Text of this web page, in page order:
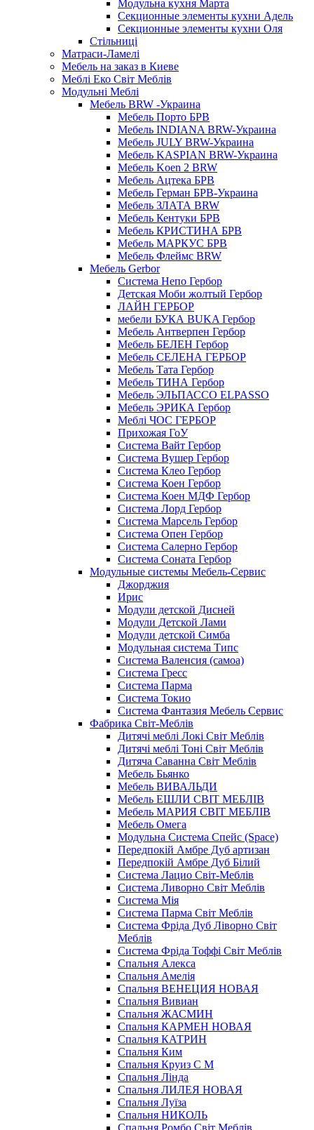
Модульна кухня Марта
Секционные элементы кухни Адель
Секционные элементы кухни Оля
Стільниці
Матраси-Ламелі
Мебель на заказ в Киеве
Меблі Еко Світ Меблів
Модульні Меблі
Мебель BRW -Украина
Мебель Порто БРВ
Мебель INDIANA BRW-Украина
Мебель JULY BRW-Украина
Мебель KASPIAN BRW-Украина
Мебель Koen 2 BRW
Мебель Ацтека БРВ
Мебель Герман БРВ-Украина
Мебель ЗЛАТА BRW
Мебель Кентуки БРВ
Мебель КРИСТИНА БРВ
Мебель МАРКУС БРВ
Мебель Флеймс BRW
Мебель Gerbor
Cистема Непо Гербор
Детская Моби жолтый Гербор
ЛАЙН ГЕРБОР
мебели БУКА BUKA Гербор
Мебель Антверпен Гербор
Мебель БЕЛЕН Гербор
Мебель СЕЛЕНА ГЕРБОР
Мебель Тата Гербор
Мебель ТИНА Гербор
Мебель ЭЛЬПАССО ELPASSO
Мебель ЭРИКА Гербор
Меблі ЧОС ГЕРБОР
Прихожая ГоУ
Система Вайт Гербор
Система Вушер Гербор
Система Клео Гербор
Система Коен Гербор
Система Коен МДФ Гербор
Система Лорд Гербор
Система Марсель Гербор
Система Опен Гербор
Система Салерно Гербор
Система Соната Гербор
Модульные системы Мебель-Сервис
Джорджия
Ирис
Модули детской Дисней
Модули Детской Лами
Модули детской Симба
Модульная система Типс
Система Валенсия (самоа)
Система Гресс
Система Парма
Система Токио
Система Фантазия Мебель Сервис
Фабрика Світ-Меблів
Дитячі меблі Локі Світ Меблів
Дитячі меблі Тоні Світ Меблів
Дитяча Саванна Світ Меблів
Мебель Бьянко
Мебель ВИВАЛЬДИ
Мебель ЕШЛИ СВІТ МЕБЛІВ
Мебель МАРИЯ СВІТ МЕБЛІВ
Мебель Омега
Модульна Cистема Спейс (Space)
Передпокій Амбре Дуб артизан
Передпокій Амбре Дуб Білий
Система Лацио Світ-Меблів
Система Ливорно Світ Меблів
Система Мія
Система Парма Свiт Меблiв
Система Фріда Дуб Ліворно Світ
Меблів
Система Фріда Тоффі Світ Меблів
Спальня Алекса
Спальня Амелія
Спальня ВЕНЕЦИЯ НОВАЯ
Спальня Вивиан
Спальня ЖАСМИН
Спальня КАРМЕН НОВАЯ
Спальня КАТРИН
Спальня Ким
Спальня Круиз С М
Спальня Лінда
Спальня ЛИЛЕЯ НОВАЯ
Спальня Луїза
Спальня НИКОЛЬ
Спальня Ромбо Світ Меблів